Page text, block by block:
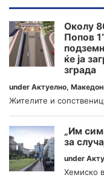
Околу
Попов
ќе ја
зграда
under Актуелно,
Жителите и
„Им
за
under
Хемиско